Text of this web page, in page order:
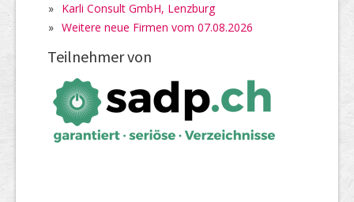
» Karli Consult GmbH, Lenzburg
» Weitere neue Firmen vom 07.08.2026
Teilnehmer von